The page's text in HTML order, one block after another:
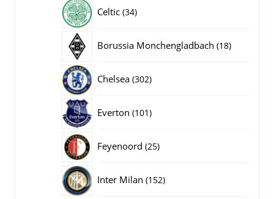
Celtic 3434
Borussia Monchengladbach 1818
Chelsea 302302
Everton 101101
Feyenoord 2525
Inter Milan 152152